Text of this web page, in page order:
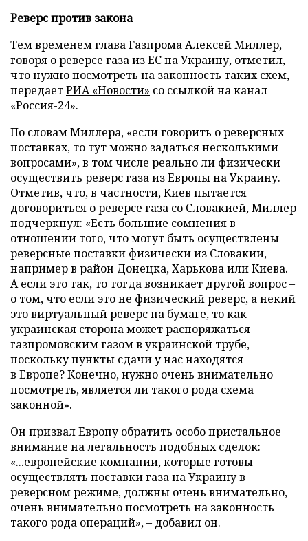
Реверс против закона
Тем временем глава Газпрома Алексей Миллер,
говоря о реверсе газа из ЕС на Украину, отметил,
что нужно посмотреть на законность таких схем,
передаетРИА «Новости» со ссылкой на канал
«Россия-24».
По словам Миллера, «если говорить о реверсных
поставках, то тут можно задаться несколькими
вопросами», в том числе реально ли физически
осуществить реверс газа из Европы на Украину.
Отметив, что, в частности, Киев пытается
договориться о реверсе газа со Словакией, Миллер
подчеркнул: «Есть большие сомнения в
отношении того, что могут быть осуществлены
реверсные поставки физически из Словакии,
например в район Донецка, Харькова или Киева.
А если это так, то тогда возникает другой вопрос –
о том, что если это не физический реверс, а некий
это виртуальный реверс на бумаге, то как
украинская сторона может распоряжаться
газпромовским газом в украинской трубе,
поскольку пункты сдачи у нас находятся
в Европе? Конечно, нужно очень внимательно
посмотреть, является ли такого рода схема
законной».
Он призвал Европу обратить особо пристальное
внимание на легальность подобных сделок:
«...европейские компании, которые готовы
осуществлять поставки газа на Украину в
реверсном режиме, должны очень внимательно,
очень внимательно посмотреть на законность
такого рода операций», – добавил он.